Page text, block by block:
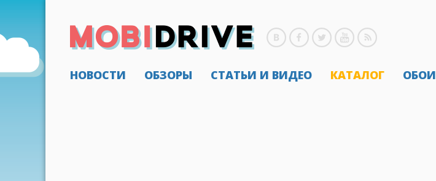
НОВОСТИ ОБЗОРЫ СТАТЬИ И ВИДЕО КАТАЛОГ ОБОИ